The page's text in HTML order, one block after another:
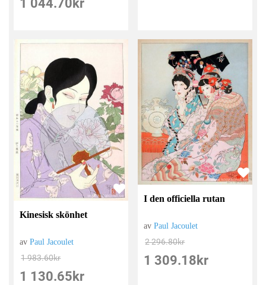
1 044.70 kr
Kinesisk skönhet
avPaul Jacoulet
1 983.60kr
1 130.65 kr
I den officiella rutan
avPaul Jacoulet
2 296.80kr
1 309.18 kr